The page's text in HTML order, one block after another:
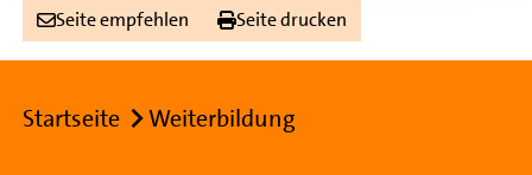
Seite empfehlen Seite drucken
Breadcrumb
Startseite Weiterbildung